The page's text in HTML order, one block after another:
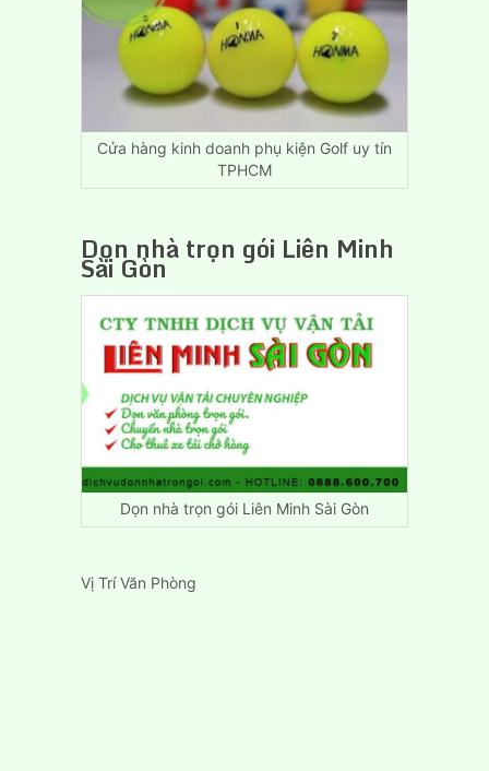
Rẻ
Cửa hàng kinh doanh phụ kiện Golf uy tín
TPHCM
Dọn nhà trọn gói Liên Minh
Sài Gòn
Dọn nhà trọn gói Liên Minh Sài Gòn
Vị Trí Văn Phòng